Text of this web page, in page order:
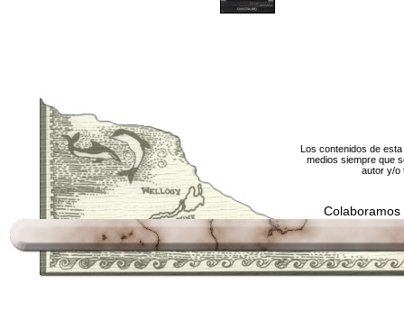
Los contenidos de
medios siempre que
autor y/o